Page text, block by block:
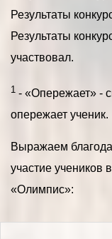
Результаты
Результаты
участвовал.
1 - «Опережает» -
опережает ученик.
Выражаем
участие учеников
«Олимпис»: